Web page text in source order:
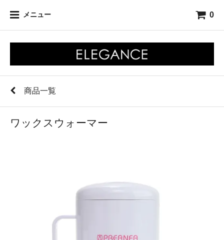
メニュー 0
商品一覧
ワックスウォーマー